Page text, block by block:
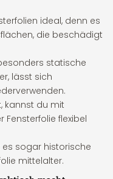
ideal, denn es
die beschädigt
statische
lässt sich
, kannst du mit
Fensterfolie flexibel
es sogar historische
mittelalter.